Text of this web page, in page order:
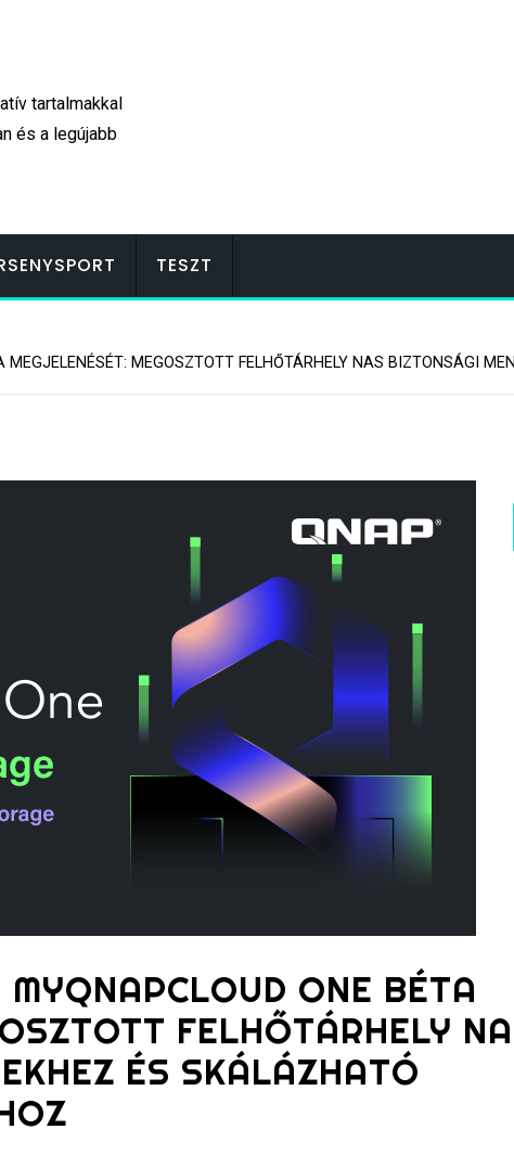
tartalmakkal
és a legújabb
TESZT
MEGOSZTOTT FELHŐTÁRHELY NAS BIZTONSÁGI
ONE BÉTA
FELHŐTÁRHELY
ÉS SKÁLÁZHATÓ